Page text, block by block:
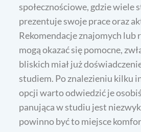
społecznościowe, gdzie wiele
prezentuje swoje prace oraz
Rekomendacje znajomych lub
mogą okazać się pomocne,
bliskich miał już
studiem. Po znalezieniu kilku
opcji warto odwiedzić je
panująca w studiu jest
powinno być to miejsce